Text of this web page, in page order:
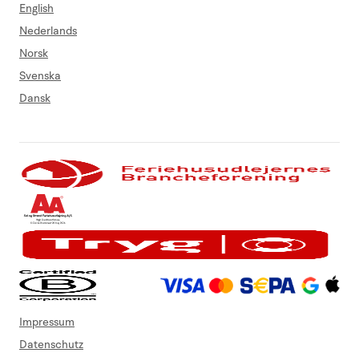
English
Nederlands
Norsk
Svenska
Dansk
Impressum
Datenschutz